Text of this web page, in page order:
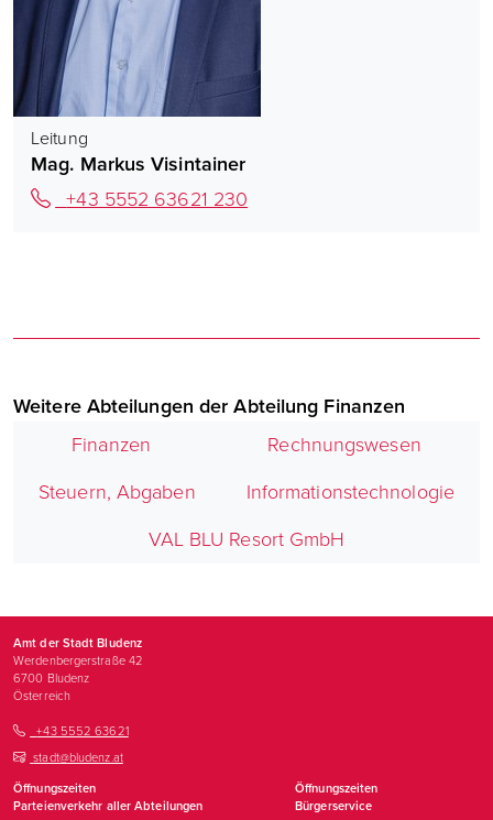
Leitung
Mag. Markus Visintainer
+43 5552 63621 230
Weitere Abteilungen der Abteilung Finanzen
Finanzen
Rechnungswesen
Steuern, Abgaben
Informationstechnologie
VAL BLU Resort GmbH
Amt der Stadt Bludenz
Werdenbergerstraße 42
6700 Bludenz
Österreich
+43 5552 63621
stadt@bludenz.at
Öffnungszeiten
Parteienverkehr aller Abteilungen
Öffnungszeiten
Bürgerservice